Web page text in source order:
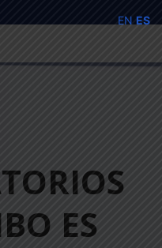
ES
EN ES